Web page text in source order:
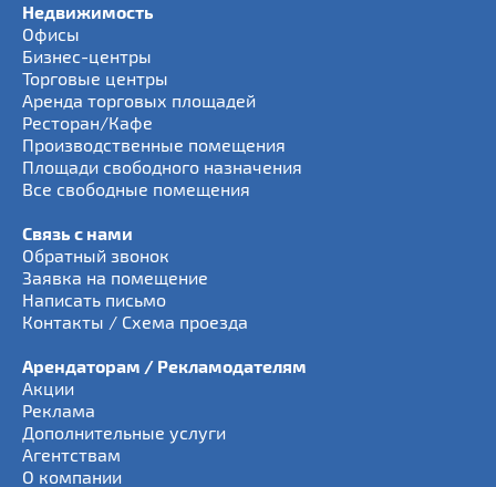
Недвижимость
Офисы
Бизнес-центры
Торговые центры
Аренда торговых площадей
Ресторан/Кафе
Производственные помещения
Площади свободного назначения
Все свободные помещения
Связь с нами
Обратный звонок
Заявка на помещение
Написать письмо
Контакты / Схема проезда
Арендаторам / Рекламодателям
Акции
Реклама
Дополнительные услуги
Агентствам
О компании